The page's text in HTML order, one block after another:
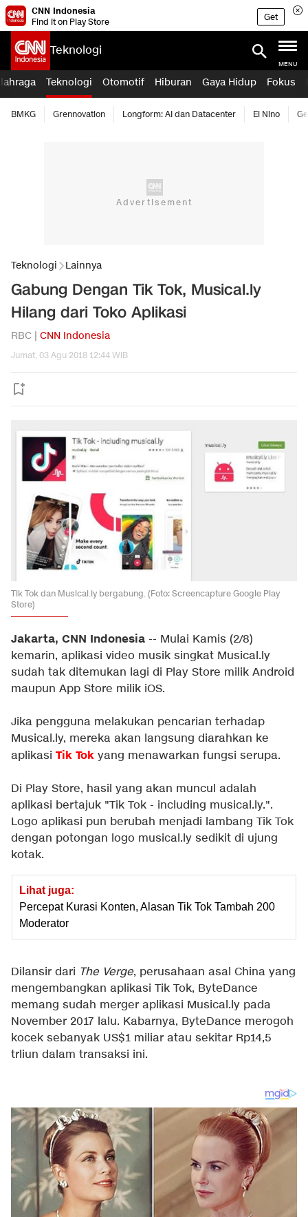
CNN Indonesia
Find it on Play Store
Get
Teknologi
MENU
Teknologi Otomotif Hiburan Gaya Hidup Fokus
BMKG Grennovation Longform: AI dan Datacenter El Nino
Teknologi Lainnya
Gabung Dengan Tik Tok, Musical.ly
Hilang dari Toko Aplikasi
RBC | CNN Indonesia
Jumat, 03 Agu 2018 12:44 WIB
Tik Tok dan Musical.ly bergabung. (Foto: Screencapture Google Play
Store)
Jakarta, CNN Indonesia -- Mulai Kamis (2/8)
kemarin, aplikasi video musik singkat Musical.ly
sudah tak ditemukan lagi di Play Store milik Android
maupun App Store milik iOS.
Jika pengguna melakukan pencarian terhadap
Musical.ly, mereka akan langsung diarahkan ke
aplikasi Tik Tok yang menawarkan fungsi serupa.
Di Play Store, hasil yang akan muncul adalah
aplikasi bertajuk "Tik Tok - including musical.ly.".
Logo aplikasi pun berubah menjadi lambang Tik Tok
dengan potongan logo musical.ly sedikit di ujung
kotak.
Lihat juga:
Percepat Kurasi Konten, Alasan Tik Tok Tambah 200
Moderator
Dilansir dari The Verge, perusahaan asal China yang
mengembangkan aplikasi Tik Tok, ByteDance
memang sudah merger aplikasi Musical.ly pada
November 2017 lalu. Kabarnya, ByteDance merogoh
kocek sebanyak US$1 miliar atau sekitar Rp14,5
trliun dalam transaksi ini.